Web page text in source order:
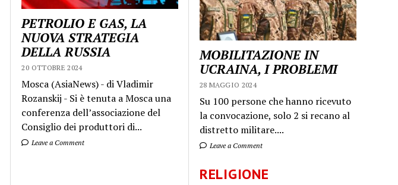
MOBILITAZIONE IN
UCRAINA, I PROBLEMI
28 MAGGIO 2024
Su 100 persone che hanno ricevuto
la convocazione, solo 2 si recano al
distretto militare....
Leave a Comment
RELIGIONE
PETROLIO E GAS, LA
NUOVA STRATEGIA
DELLA RUSSIA
20 OTTOBRE 2024
Mosca (AsiaNews) - di Vladimir
Rozanskij - Si è tenuta a Mosca una
conferenza dell’associazione del
Consiglio dei produttori di...
Leave a Comment